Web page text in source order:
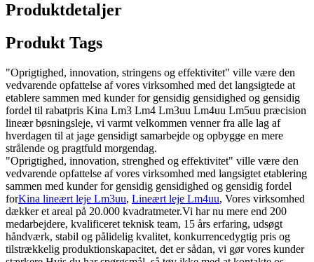
Produktdetaljer
Produkt Tags
"Oprigtighed, innovation, stringens og effektivitet" ville være den
vedvarende opfattelse af vores virksomhed med det langsigtede at
etablere sammen med kunder for gensidig gensidighed og gensidig
fordel til rabatpris Kina Lm3 Lm4 Lm3uu Lm4uu Lm5uu præcision
lineær bøsningsleje, vi varmt velkommen venner fra alle lag af
hverdagen til at jage gensidigt samarbejde og opbygge en mere
strålende og pragtfuld morgendag.
"Oprigtighed, innovation, strenghed og effektivitet" ville være den
vedvarende opfattelse af vores virksomhed med langsigtet etablering
sammen med kunder for gensidig gensidighed og gensidig fordel
forKina lineært leje Lm3uu, Lineært leje Lm4uu, Vores virksomhed
dækker et areal på 20.000 kvadratmeter.Vi har nu mere end 200
medarbejdere, kvalificeret teknisk team, 15 års erfaring, udsøgt
håndværk, stabil og pålidelig kvalitet, konkurrencedygtig pris og
tilstrækkelig produktionskapacitet, det er sådan, vi gør vores kunder